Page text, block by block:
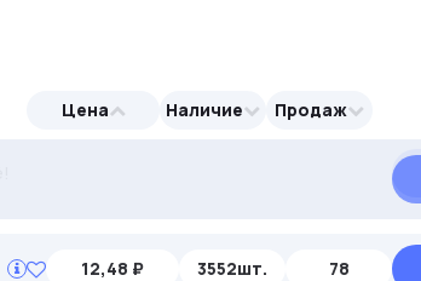
Цена Наличие Продаж
12,48 ₽ 3552шт. 78